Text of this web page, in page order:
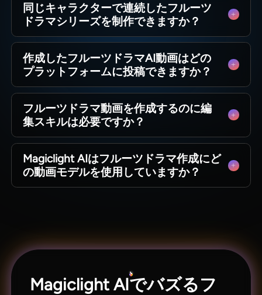
が、バズるフルーツドラマは10～30秒程度が主
流です。TikTokやリールでは短いクリップの方
がエンゲージメントが高い傾向にあります。
同じキャラクターで連続したフルーツ
ドラマシリーズを制作できますか？
可能です。Magiclight AIは各フルーツキャラの
外見、表情、音声設定をエピソードをまたいで
保持するため、新しい動画を公開しても視聴者
が登場人物を瞬時に認識できます。
作成したフルーツドラマAI動画はどの
プラットフォームに投稿できますか？
Magiclight AIはInstagramリール、TikTok、
YouTubeショーツに適した1080p動画を出力する
ため、作成後にフォーマット変換せずそのまま
アップロード可能です。
フルーツドラマ動画を作成するのに編
集スキルは必要ですか？
特別なスキルは不要です。Magiclight AIが台本
作成、キャラクターへの音声割り当て、完成し
たAIフルーツドラマの出力まで制作判断を全自
動で処理します。
Magiclight AIはフルーツドラマ作成にど
の動画モデルを使用していますか？
Magiclight AIでバズるフ